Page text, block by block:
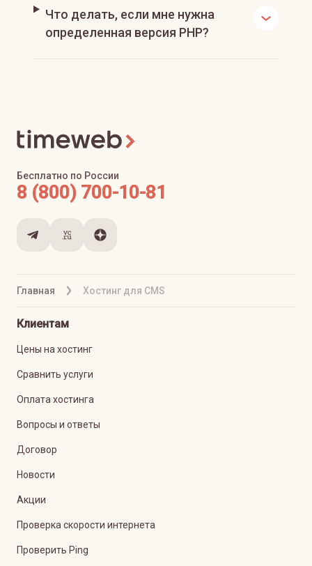
Что делать, если мне нужна
определенная версия PHP?
Главная Хостинг для CMS
Бесплатно по России
8 (800) 700-10-81
Клиентам
Цены на хостинг
Сравнить услуги
Оплата хостинга
Вопросы и ответы
Договор
Новости
Акции
Проверка скорости интернета
Проверить Ping